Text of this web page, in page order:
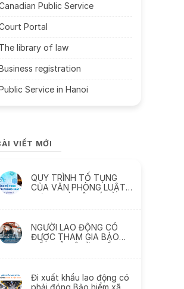
Public Service
Portal
The library of law
registration
Service in Hanoi
VIẾT MỚI
QUY TRÌNH TỐ TỤNG
CỦA VĂN PHÒNG LUẬT
SƯ TẠI HÀ NỘI CÓ GÌ
NGƯỜI LAO ĐỘNG CÓ
ĐƯỢC THAM GIA BẢO
HIỂM XÃ HỘI Ở NHIỀU
Đi xuất khẩu lao động có
phải đóng Bảo hiểm xã